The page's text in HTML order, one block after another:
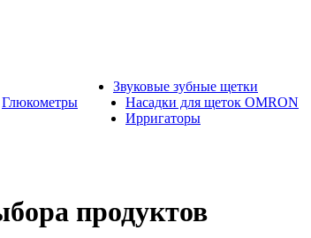
Глюкометры
Звуковые зубные щетки
Насадки для щеток OMRON
Ирригаторы
продуктов